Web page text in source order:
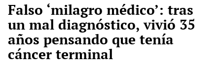
Falso ‘milagro médico’: tras
un mal diagnóstico, vivió 35
años pensando que tenía
cáncer terminal